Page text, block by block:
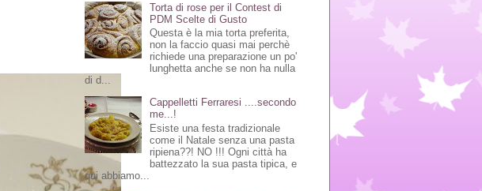
Torta di rose per il Contest di
PDM Scelte di Gusto
Questa è la mia torta preferita,
non la faccio quasi mai perchè
richiede una preparazione un po'
lunghetta anche se non ha nulla
di d...
Cappelletti Ferraresi ....secondo
me...!
Esiste una festa tradizionale
come il Natale senza una pasta
ripiena??! NO !!! Ogni città ha
battezzato la sua pasta tipica, e
qui abbiamo...